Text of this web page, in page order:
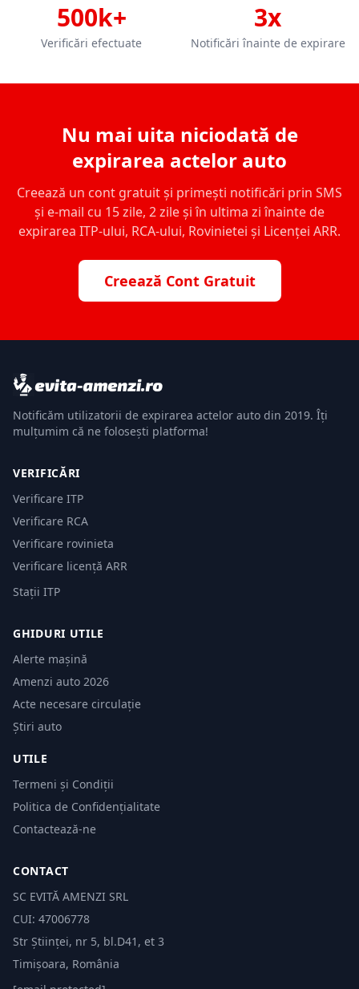
500k+
Verificări efectuate
3x
Notificări înainte de expirare
Nu mai uita niciodată de
expirarea actelor auto
Creează un cont gratuit și primești notificări prin SMS
și e-mail cu 15 zile, 2 zile și în ultima zi înainte de
expirarea ITP-ului, RCA-ului, Rovinietei și Licenței ARR.
Creează Cont Gratuit
Notificăm utilizatorii de expirarea actelor auto din 2019. Îți
mulțumim că ne folosești platforma!
VERIFICĂRI
Verificare ITP
Verificare RCA
Verificare rovinieta
Verificare licență ARR
Stații ITP
GHIDURI UTILE
Alerte mașină
Amenzi auto 2026
Acte necesare circulație
Știri auto
UTILE
Termeni și Condiții
Politica de Confidențialitate
Contactează-ne
CONTACT
SC EVITĂ AMENZI SRL
CUI: 47006778
Str Științei, nr 5, bl.D41, et 3
Timișoara, România